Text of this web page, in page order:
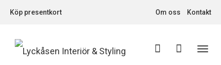
Köp presentkort Om oss Kontakt